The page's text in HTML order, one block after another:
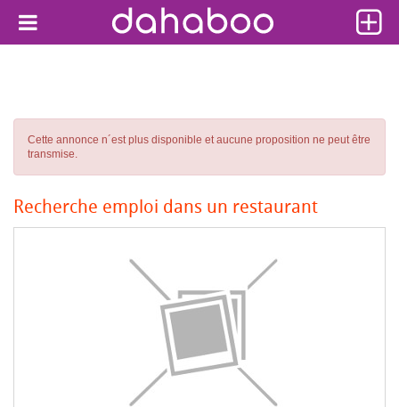
Cette annonce n´est plus disponible et aucune proposition ne peut être
transmise.
Recherche emploi dans un restaurant